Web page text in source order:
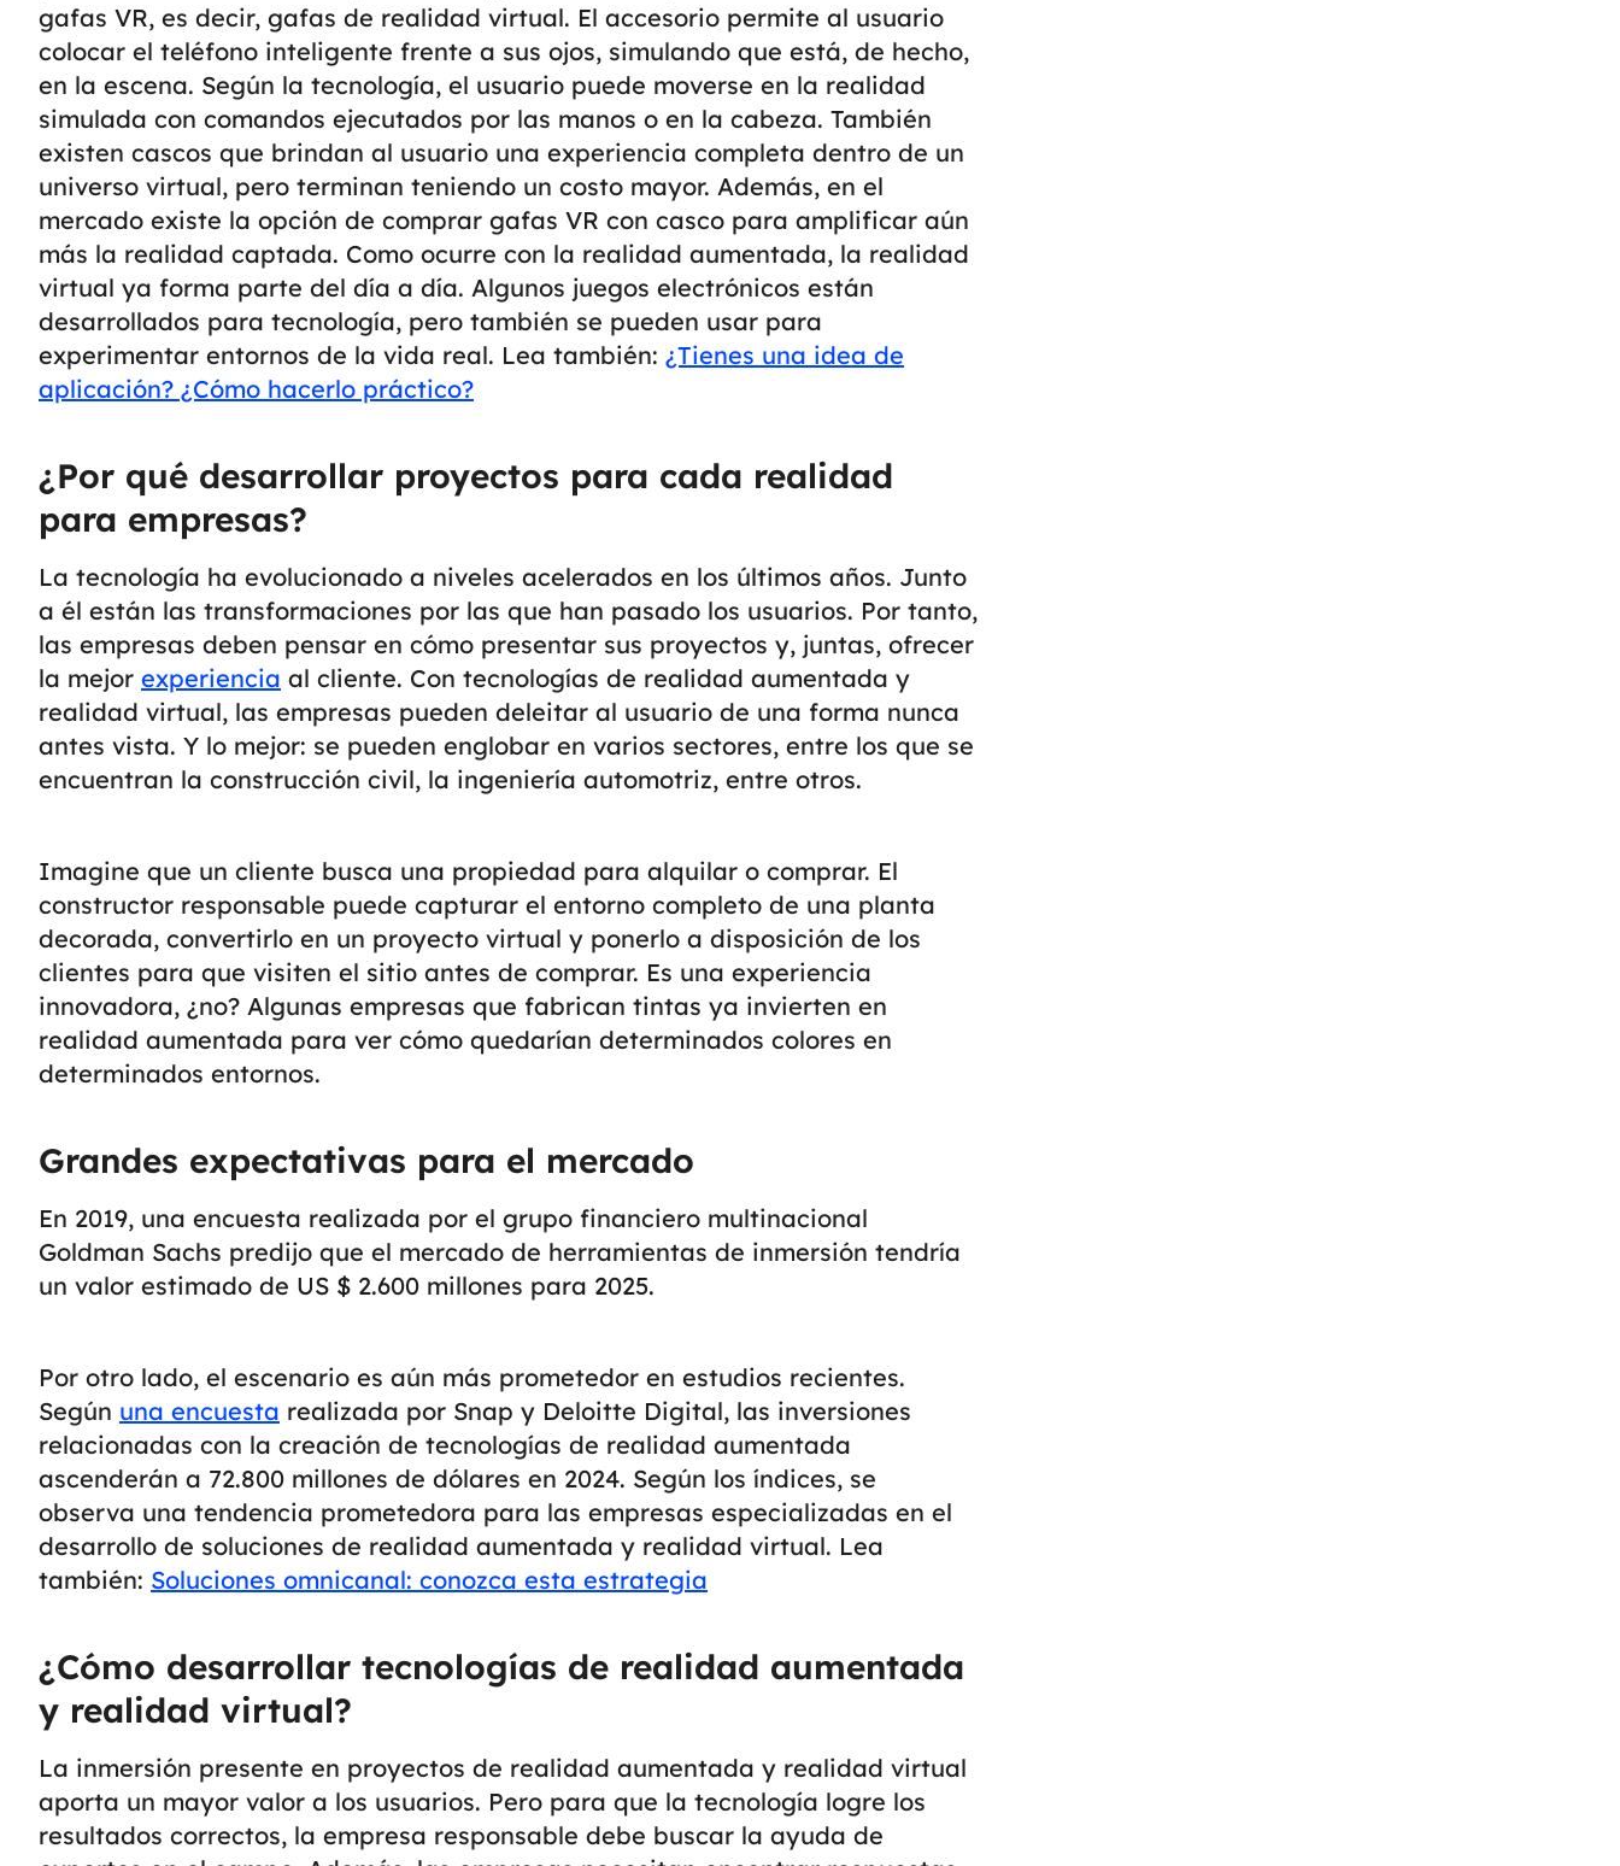
gafas VR, es decir, gafas de realidad virtual. El accesorio permite al usuario
colocar el teléfono inteligente frente a sus ojos, simulando que está, de hecho,
en la escena. Según la tecnología, el usuario puede moverse en la realidad
simulada con comandos ejecutados por las manos o en la cabeza. También
existen cascos que brindan al usuario una experiencia completa dentro de un
universo virtual, pero terminan teniendo un costo mayor. Además, en el
mercado existe la opción de comprar gafas VR con casco para amplificar aún
más la realidad captada. Como ocurre con la realidad aumentada, la realidad
virtual ya forma parte del día a día. Algunos juegos electrónicos están
desarrollados para tecnología, pero también se pueden usar para
experimentar entornos de la vida real. Lea también: ¿Tienes una idea de
aplicación? ¿Cómo hacerlo práctico?
¿Por qué desarrollar proyectos para cada realidad
para empresas?
La tecnología ha evolucionado a niveles acelerados en los últimos años. Junto
a él están las transformaciones por las que han pasado los usuarios. Por tanto,
las empresas deben pensar en cómo presentar sus proyectos y, juntas, ofrecer
la mejor experiencia al cliente. Con tecnologías de realidad aumentada y
realidad virtual, las empresas pueden deleitar al usuario de una forma nunca
antes vista. Y lo mejor: se pueden englobar en varios sectores, entre los que se
encuentran la construcción civil, la ingeniería automotriz, entre otros.
Imagine que un cliente busca una propiedad para alquilar o comprar. El
constructor responsable puede capturar el entorno completo de una planta
decorada, convertirlo en un proyecto virtual y ponerlo a disposición de los
clientes para que visiten el sitio antes de comprar. Es una experiencia
innovadora, ¿no? Algunas empresas que fabrican tintas ya invierten en
realidad aumentada para ver cómo quedarían determinados colores en
determinados entornos.
Grandes expectativas para el mercado
En 2019, una encuesta realizada por el grupo financiero multinacional
Goldman Sachs predijo que el mercado de herramientas de inmersión tendría
un valor estimado de US $ 2.600 millones para 2025.
Por otro lado, el escenario es aún más prometedor en estudios recientes.
Según una encuesta realizada por Snap y Deloitte Digital, las inversiones
relacionadas con la creación de tecnologías de realidad aumentada
ascenderán a 72.800 millones de dólares en 2024. Según los índices, se
observa una tendencia prometedora para las empresas especializadas en el
desarrollo de soluciones de realidad aumentada y realidad virtual. Lea
también: Soluciones omnicanal: conozca esta estrategia
¿Cómo desarrollar tecnologías de realidad aumentada
y realidad virtual?
La inmersión presente en proyectos de realidad aumentada y realidad virtual
aporta un mayor valor a los usuarios. Pero para que la tecnología logre los
resultados correctos, la empresa responsable debe buscar la ayuda de